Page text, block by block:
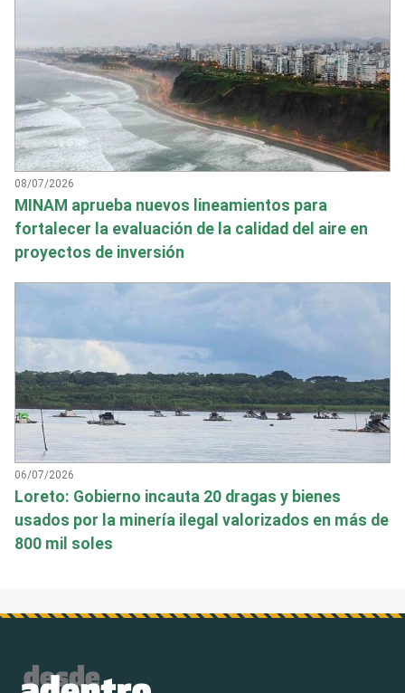
08/07/2026
MINAM aprueba nuevos lineamientos para
fortalecer la evaluación de la calidad del aire en
proyectos de inversión
06/07/2026
Loreto: Gobierno incauta 20 dragas y bienes
usados por la minería ilegal valorizados en más de
800 mil soles